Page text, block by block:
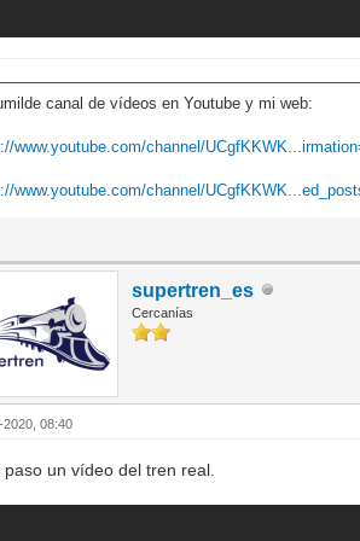
canal de vídeos en Youtube y mi web:
www.youtube.com/channel/
www.youtube.com/channel/
supertren_es
Cercanías
2020, 08:40
paso un vídeo del tren real.